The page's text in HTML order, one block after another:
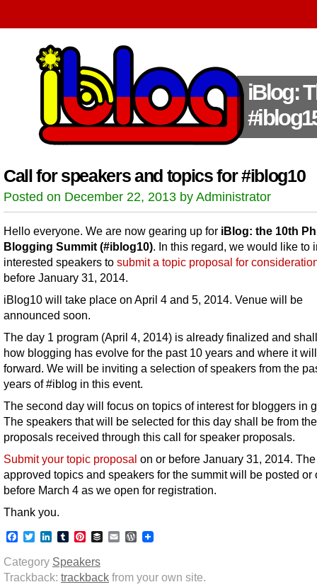
iBlog:
Call for speakers and topics for #iblog10
Posted on December 22, 2013 by Administrator
Hello everyone. We are now gearing up for iBlog: the 10th
Blogging Summit (#iblog10). In this regard, we would like to
interested speakers to submit a topic proposal for
before January 31, 2014.
iBlog10 will take place on April 4 and 5, 2014. Venue will be
announced soon.
The day 1 program (April 4, 2014) is already finalized and
how blogging has evolve for the past 10 years and where it
forward. We will be inviting a selection of speakers from the
years of #iblog in this event.
The second day will focus on topics of interest for bloggers in
The speakers that will be selected for this day shall be from the
proposals received through this call for speaker proposals.
Submit your topic proposal on or before January 31, 2014. The
approved topics and speakers for the summit will be posted or
before March 4 as we open for registration.
Thank you.
Facebook
TwitterLinkedIn
TumblrPinterest
BufferEmailWordPress
Category Speakers
Trackback: trackback from your own site.